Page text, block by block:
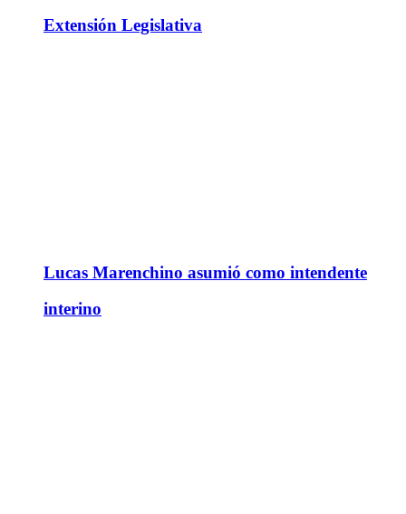
Extensión Legislativa
Lucas Marenchino asumió como intendente
interino